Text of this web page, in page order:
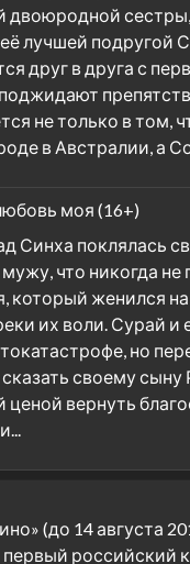
двоюродной сестры,
лучшей подругой
друг в друга с
не только в том,
в Австралии, а
моя (16+)
Синха поклялась
что никогда не
который женился
их воли. Сурай и
но
своему сыну
вернуть
(до 14 августа
российский